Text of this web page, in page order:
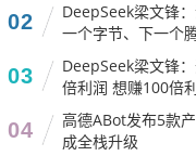
02
DeepSeek梁文锋
一个字节、下一个
03
DeepSeek梁文锋
倍利润 想赚100倍
04
高德ABot发布5款
成全栈升级